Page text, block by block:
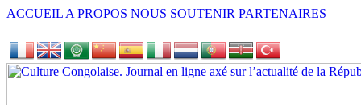
ACCUEIL A PROPOS NOUS SOUTENIR PARTENAIRES